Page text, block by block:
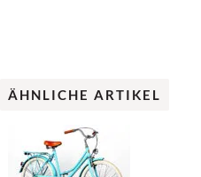
ÄHNLICHE ARTIKEL